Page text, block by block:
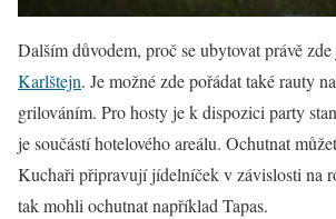
Dalším důvodem, proč se ubytovat právě
Karlštejn. Je možné zde pořádat také rauty
grilováním. Pro hosty je k dispozici party
je součástí hotelového areálu. Ochutnat
Kuchaři připravují jídelníček v závislosti na
tak mohli ochutnat například Tapas.